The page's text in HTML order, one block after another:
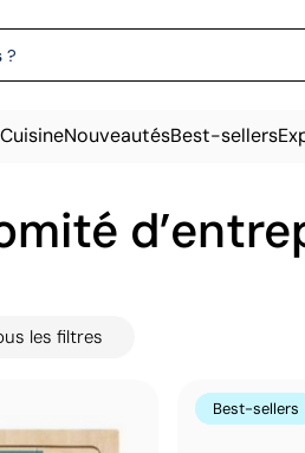
CuisineNouveautésBest-sellers
les filtres
Best-sellers